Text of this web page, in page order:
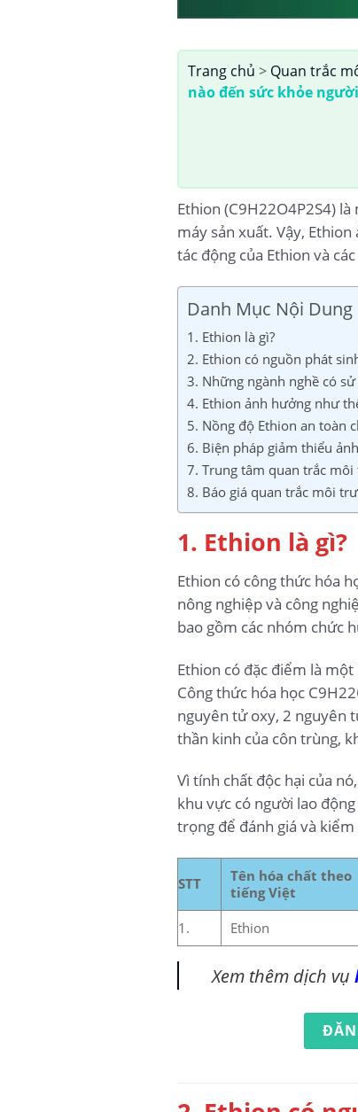
Trang chủ > Quan trắc
nào đến sức khỏe
Ethion (C9H22O4P2S4)
máy sản xuất. Vậy,
tác động của Ethion và
Danh Mục Nội Dung
1. Ethion là gì?
2. Ethion có nguồn phát
3. Những ngành nghề có
4. Ethion ảnh hưởng như
5. Nồng độ Ethion an toàn
6. Biện pháp giảm thiểu
7. Trung tâm quan trắc
8. Báo giá quan trắc môi
1. Ethion là gì?
Ethion có công thức hóa
nông nghiệp và công
bao gồm các nhóm chức
Ethion có đặc điểm là
Công thức hóa học
nguyên tử oxy, 2 nguyên
thần kinh của côn trùng,
Vì tính chất độc hại của
khu vực có người lao
trọng để đánh giá và
STT
Tên hóa chất theo
tiếng Việt
1. Ethion
Xem thêm dịch vụ